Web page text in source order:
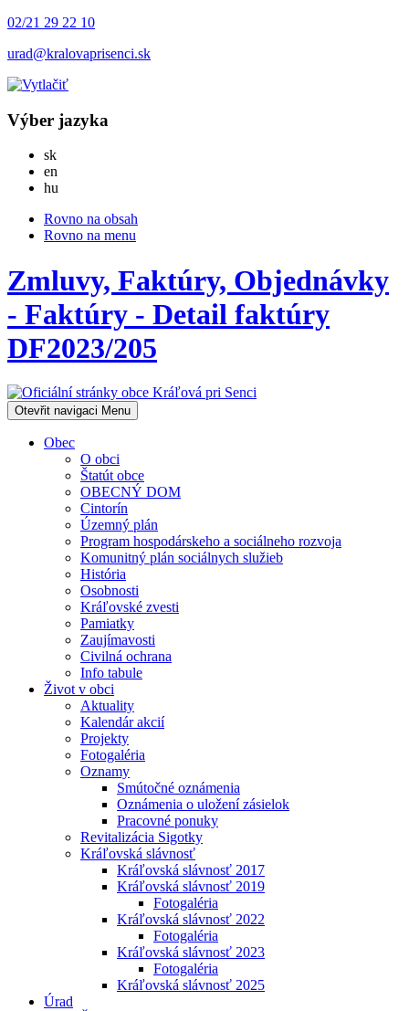
02/21 29 22 10
urad@kralovaprisenci.sk
Výber jazyka
skSlovensky
en
hu
Rovno na obsah
Rovno na menu
Zmluvy, Faktúry, Objednávky
- Faktúry - Detail faktúry
DF2023/205
Otevřit navigaci Menu
Obec
O obci
Štatút obce
OBECNÝ DOM
Cintorín
Územný plán
Program hospodárskeho a sociálneho rozvoja
Komunitný plán sociálnych služieb
História
Osobnosti
Kráľovské zvesti
Pamiatky
Zaujímavosti
Civilná ochrana
Info tabule
Život v obci
Aktuality
Kalendár akcií
Projekty
Fotogaléria
Oznamy
Smútočné oznámenia
Oznámenia o uložení zásielok
Pracovné ponuky
Revitalizácia Sigotky
Kráľovská slávnosť
Kráľovská slávnosť 2017
Kráľovská slávnosť 2019
Fotogaléria
Kráľovská slávnosť 2022
Fotogaléria
Kráľovská slávnosť 2023
Fotogaléria
Kráľovská slávnosť 2025
Úrad